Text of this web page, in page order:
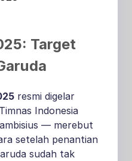
Target
resmi digelar
Indonesia
— merebut
setelah penantian
sudah tak